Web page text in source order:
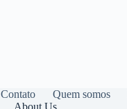
Contato Quem somos